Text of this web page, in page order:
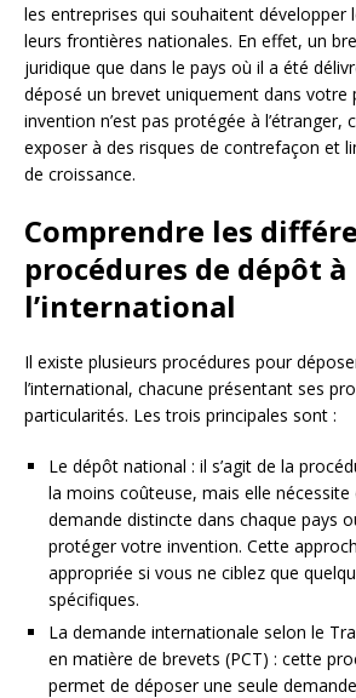
les entreprises qui souhaitent développer
leurs frontières nationales. En effet, un
juridique que dans le pays où il a été
déposé un brevet uniquement dans votre
invention n’est pas protégée à l’étranger,
exposer à des risques de contrefaçon et
de croissance.
Comprendre les
procédures de dépôt à
l’international
Il existe plusieurs procédures pour
l’international, chacune présentant ses
particularités. Les trois principales sont :
Le dépôt national : il s’agit de la
la moins coûteuse, mais elle nécessite
demande distincte dans chaque pays
protéger votre invention. Cette
appropriée si vous ne ciblez que
spécifiques.
La demande internationale selon le
en matière de brevets (PCT) : cette
permet de déposer une seule